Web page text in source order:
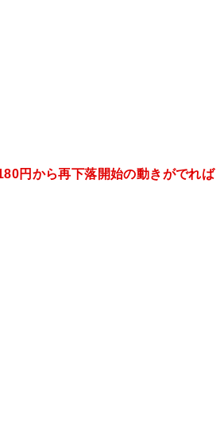
円から再下落開始の動きがでれば